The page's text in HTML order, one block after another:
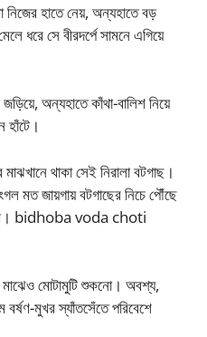
নিজের হাতে নেয়, অন্যহাতে বড়
ধরে সে বীরদর্পে সামনে এগিয়ে
অন্যহাতে কাঁথা-বালিশ নিয়ে
হাঁটে।
থাকা সেই নিরালা বটগাছ।
মত জায়গায় বটগাছের নিচে পৌঁছে
রাখে। bidhoba voda choti
মাঝেও মোটামুটি শুকনো। অবশ্য,
বর্ষণ-মুখর স্যাঁতসেঁতে পরিবেশে